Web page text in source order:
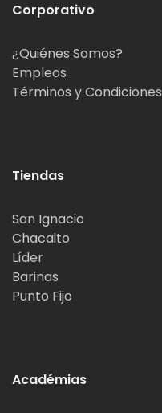
Corporativo
¿Quiénes Somos?
Empleos
Términos y Condiciones
Tiendas
San Ignacio
Chacaito
Líder
Barinas
Punto Fijo
Académias